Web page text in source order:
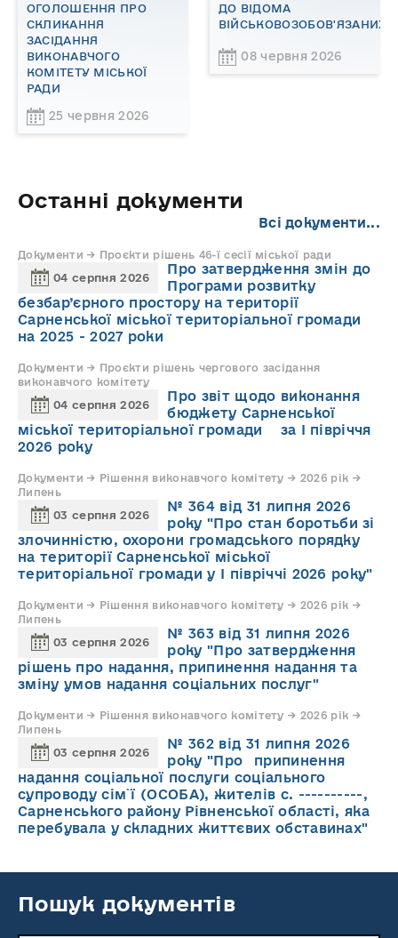
ОГОЛОШЕННЯ ПРО
СКЛИКАННЯ
ЗАСІДАННЯ
ВИКОНАВЧОГО
КОМІТЕТУ МІСЬКОЇ
РАДИ
25 червня 2026
ДО ВІДОМА
ВІЙСЬКОВОЗОБОВ'ЯЗАНИХ!
08 червня 2026
Останні документи
Всі документи...
Документи → Проєкти рішень 46-ї сесії міської ради
04 серпня 2026
Про затвердження змін до
Програми розвитку
безбар’єрного простору на території
Сарненської міської територіальної громади
на 2025 - 2027 роки
Документи → Проєкти рішень чергового засідання
виконавчого комітету
04 серпня 2026
Про звіт щодо виконання
бюджету Сарненської
міської територіальної громади за І півріччя
2026 року
Документи → Рішення виконавчого комітету → 2026 рік →
Липень
03 серпня 2026
№ 364 від 31 липня 2026
року "Про стан боротьби зі
злочинністю, охорони громадського порядку
на території Сарненської міської
територіальної громади у І півріччі 2026 року"
Документи → Рішення виконавчого комітету → 2026 рік →
Липень
03 серпня 2026
№ 363 від 31 липня 2026
року "Про затвердження
рішень про надання, припинення надання та
зміну умов надання соціальних послуг"
Документи → Рішення виконавчого комітету → 2026 рік →
Липень
03 серпня 2026
№ 362 від 31 липня 2026
року "Про припинення
надання соціальної послуги соціального
супроводу cім`ї (ОСОБА), жителів с. ----------,
Сарненського району Рівненської області, яка
перебувала у складних життєвих обставинах"
Пошук документів